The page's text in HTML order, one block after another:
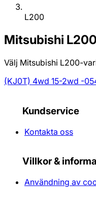
L200
Mitsubishi L200
Välj Mitsubishi L200-
(KJ0T) 4wd 15-2wd -05
Kundservice
Kontakta oss
Villkor &
Användning av